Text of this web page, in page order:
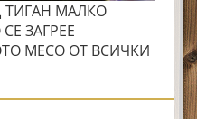
МАЛКО
ЗАГРЕЕ
МЕСО ОТ ВСИЧКИ